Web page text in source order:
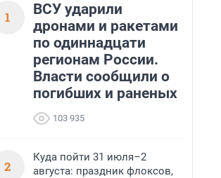
1
ВСУ ударили
дронами и ракетами
по одиннадцати
регионам России.
Власти сообщили о
погибших и раненых
103 935
2
Куда пойти 31 июля–2
августа: праздник флоксов,